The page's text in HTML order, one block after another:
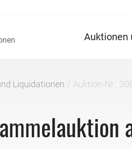
Auktionen
Liquidationen Auktion-Nr.: